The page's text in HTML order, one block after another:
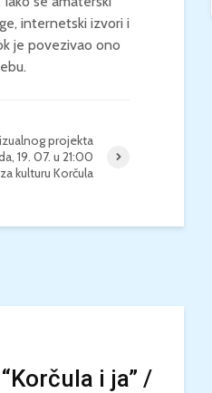
internetski izvori i
je povezivao ono
projekta
19. 07. u 21:00
kulturu Korčula
i ja” /